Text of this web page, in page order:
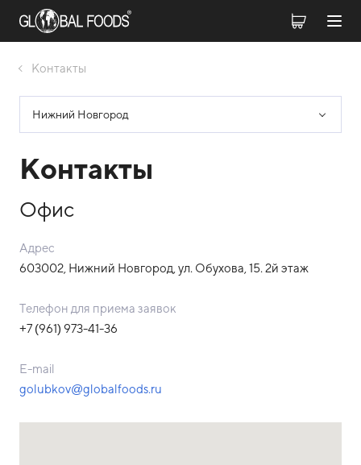
Контакты
Нижний Новгород
Контакты
Офис
Адрес
603002, Нижний Новгород, ул. Обухова, 15. 2й этаж
Телефон для приема заявок
+7 (961) 973-41-36
E-mail
golubkov@globalfoods.ru